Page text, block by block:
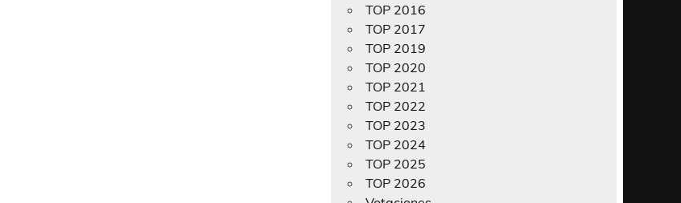
TOP 2016
TOP 2017
TOP 2019
TOP 2020
TOP 2021
TOP 2022
TOP 2023
TOP 2024
TOP 2025
TOP 2026